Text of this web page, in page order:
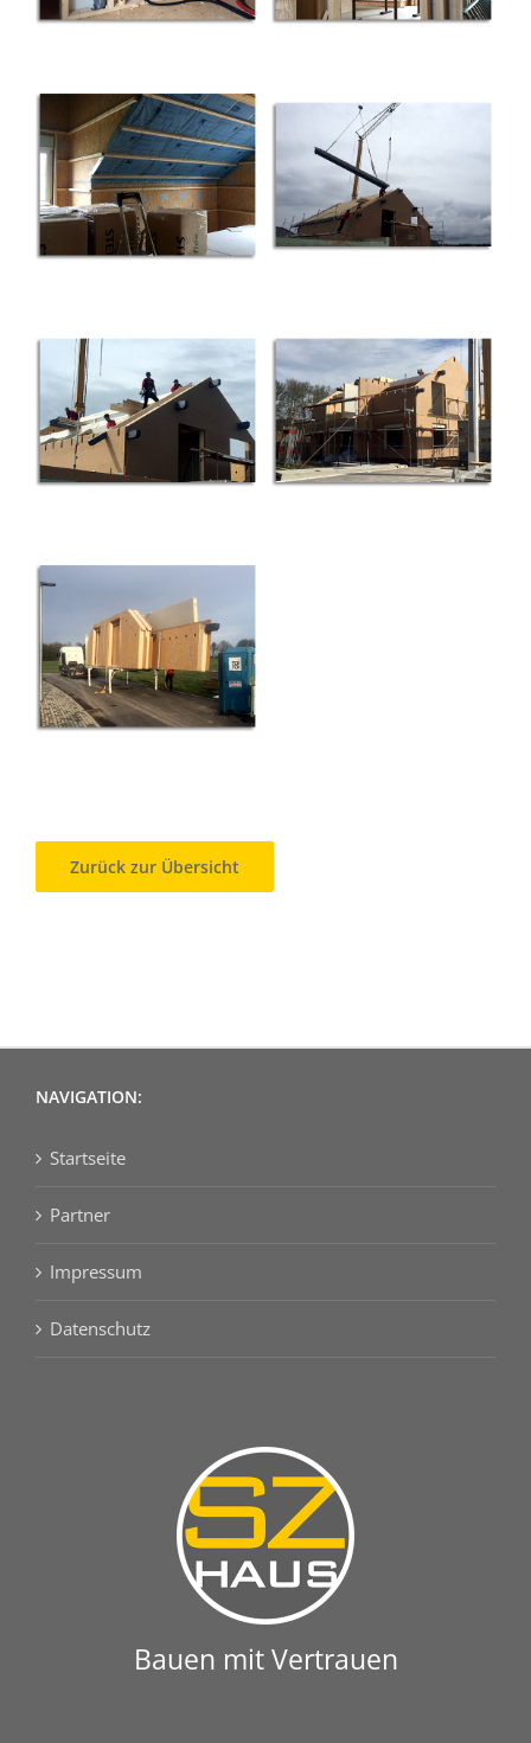
Zurück zur Übersicht
NAVIGATION:
Startseite
Partner
Impressum
Datenschutz
Bauen mit Vertrauen